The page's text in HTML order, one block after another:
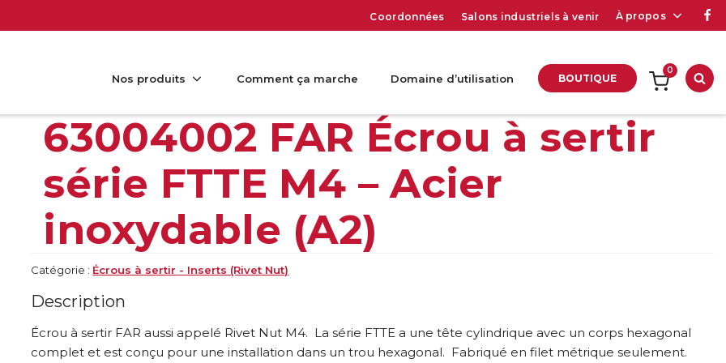
Coordonnées Salons industriels à venir À propos
Nos produits Comment ça marche Domaine d’utilisation BOUTIQUE
0
63004002 FAR Écrou à sertir
série FTTE M4 – Acier
inoxydable (A2)
Catégorie : Écrous à sertir - Inserts (Rivet Nut)
Description
Écrou à sertir FAR aussi appelé Rivet Nut M4. La série FTTE a une tête cylindrique avec un corps hexagonal
complet et est conçu pour une installation dans un trou hexagonal. Fabriqué en filet métrique seulement.